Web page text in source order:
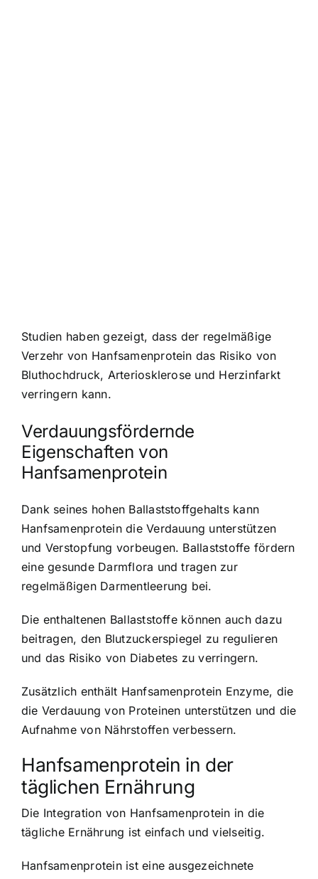
Studien haben gezeigt, dass der regelmäßige
Verzehr von Hanfsamenprotein das Risiko von
Bluthochdruck, Arteriosklerose und Herzinfarkt
verringern kann.
Verdauungsfördernde
Eigenschaften von
Hanfsamenprotein
Dank seines hohen Ballaststoffgehalts kann
Hanfsamenprotein die Verdauung unterstützen
und Verstopfung vorbeugen. Ballaststoffe fördern
eine gesunde Darmflora und tragen zur
regelmäßigen Darmentleerung bei.
Die enthaltenen Ballaststoffe können auch dazu
beitragen, den Blutzuckerspiegel zu regulieren
und das Risiko von Diabetes zu verringern.
Zusätzlich enthält Hanfsamenprotein Enzyme, die
die Verdauung von Proteinen unterstützen und die
Aufnahme von Nährstoffen verbessern.
Hanfsamenprotein in der
täglichen Ernährung
Die Integration von Hanfsamenprotein in die
tägliche Ernährung ist einfach und vielseitig.
Hanfsamenprotein ist eine ausgezeichnete